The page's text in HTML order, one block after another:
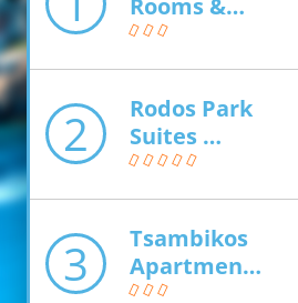
Rooms &…
2
Rodos Park
Suites …
3
Tsambikos
Apartmen…